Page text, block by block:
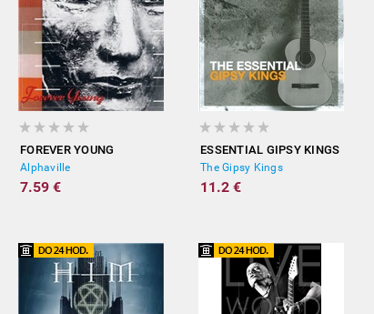
FOREVER YOUNG
Alphaville
7.59 €
ESSENTIAL GIPSY KINGS
The Gipsy Kings
11.2 €